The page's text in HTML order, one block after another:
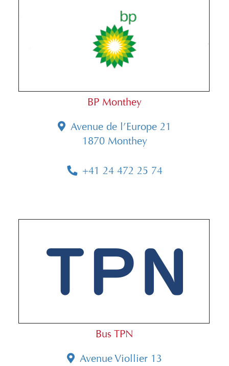
BP Monthey
Avenue de l’Europe 21
1870 Monthey
+41 24 472 25 74
Bus TPN
Avenue Viollier 13